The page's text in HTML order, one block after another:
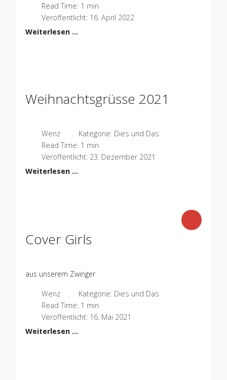
Read Time: 1 min
Veröffentlicht: 16. April 2022
Weiterlesen …
Weihnachtsgrüsse 2021
Wenz Kategorie: Dies und Das
Read Time: 1 min
Veröffentlicht: 23. Dezember 2021
Weiterlesen …
Cover Girls
aus unserem Zwinger
Wenz Kategorie: Dies und Das
Read Time: 1 min
Veröffentlicht: 16. Mai 2021
Weiterlesen …